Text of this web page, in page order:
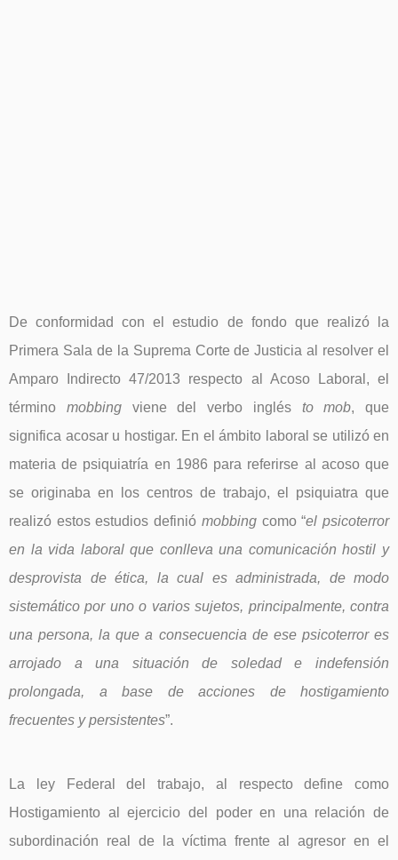
De conformidad con el estudio de fondo que realizó la
Primera Sala de la Suprema Corte de Justicia al resolver el
Amparo Indirecto 47/2013 respecto al Acoso Laboral, el
término mobbing viene del verbo inglés to mob, que
significa acosar u hostigar. En el ámbito laboral se utilizó en
materia de psiquiatría en 1986 para referirse al acoso que
se originaba en los centros de trabajo, el psiquiatra que
realizó estos estudios definió mobbing como “el psicoterror
en la vida laboral que conlleva una comunicación hostil y
desprovista de ética, la cual es administrada, de modo
sistemático por uno o varios sujetos, principalmente, contra
una persona, la que a consecuencia de ese psicoterror es
arrojado a una situación de soledad e indefensión
prolongada, a base de acciones de hostigamiento
frecuentes y persistentes”.
La ley Federal del trabajo, al respecto define como
Hostigamiento al ejercicio del poder en una relación de
subordinación real de la víctima frente al agresor en el